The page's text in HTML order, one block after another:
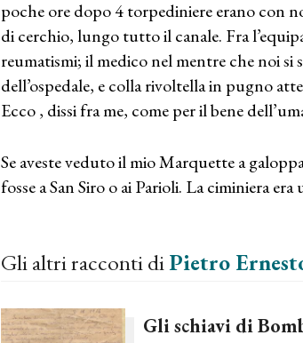
poche ore dopo 4 torpediniere erano con
di cerchio, lungo tutto il canale. Fra
reumatismi; il medico nel mentre che noi si
dell’ospedale, e colla rivoltella in pugno
Ecco , dissi fra me, come per il bene
Se aveste veduto il mio Marquette a
fosse a San Siro o ai Parioli. La ciminiera
Gli altri racconti diPietro
Gli schiavi di